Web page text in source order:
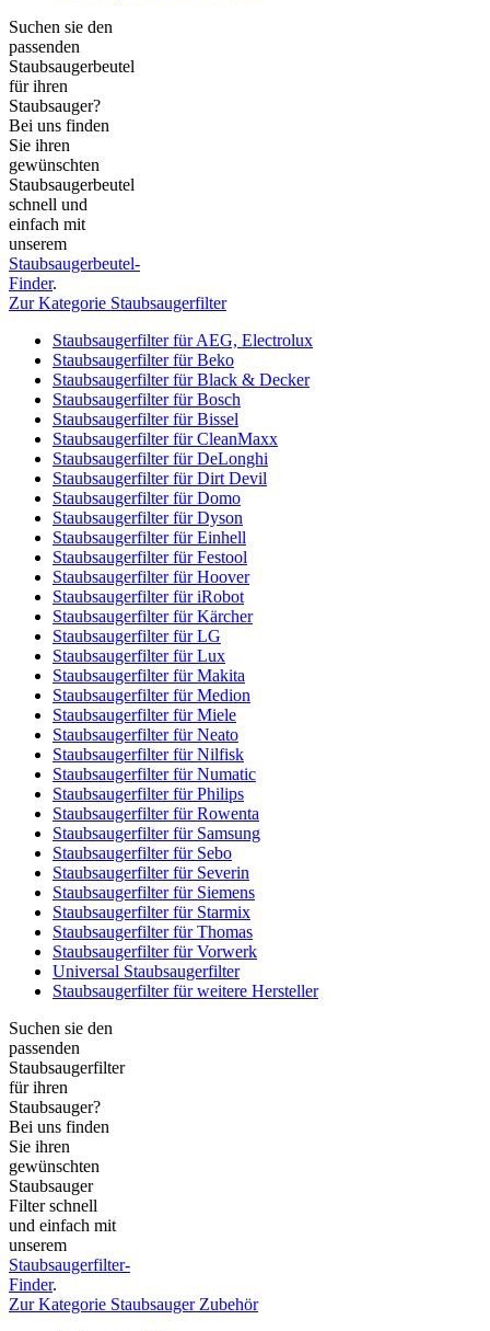
Suchen sie den
passenden
Staubsaugerbeutel
für ihren
Staubsauger?
Bei uns finden
Sie ihren
gewünschten
Staubsaugerbeutel
schnell und
einfach mit
unserem
Staubsaugerbeutel-
Finder.
Zur Kategorie Staubsaugerfilter
Staubsaugerfilter für AEG, Electrolux
Staubsaugerfilter für Beko
Staubsaugerfilter für Black & Decker
Staubsaugerfilter für Bosch
Staubsaugerfilter für Bissel
Staubsaugerfilter für CleanMaxx
Staubsaugerfilter für DeLonghi
Staubsaugerfilter für Dirt Devil
Staubsaugerfilter für Domo
Staubsaugerfilter für Dyson
Staubsaugerfilter für Einhell
Staubsaugerfilter für Festool
Staubsaugerfilter für Hoover
Staubsaugerfilter für iRobot
Staubsaugerfilter für Kärcher
Staubsaugerfilter für LG
Staubsaugerfilter für Lux
Staubsaugerfilter für Makita
Staubsaugerfilter für Medion
Staubsaugerfilter für Miele
Staubsaugerfilter für Neato
Staubsaugerfilter für Nilfisk
Staubsaugerfilter für Numatic
Staubsaugerfilter für Philips
Staubsaugerfilter für Rowenta
Staubsaugerfilter für Samsung
Staubsaugerfilter für Sebo
Staubsaugerfilter für Severin
Staubsaugerfilter für Siemens
Staubsaugerfilter für Starmix
Staubsaugerfilter für Thomas
Staubsaugerfilter für Vorwerk
Universal Staubsaugerfilter
Staubsaugerfilter für weitere Hersteller
Suchen sie den
passenden
Staubsaugerfilter
für ihren
Staubsauger?
Bei uns finden
Sie ihren
gewünschten
Staubsauger
Filter schnell
und einfach mit
unserem
Staubsaugerfilter-
Finder.
Zur Kategorie Staubsauger Zubehör